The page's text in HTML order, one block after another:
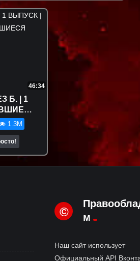
46:34
Б. | 1
1.3M
©
м
Наш сайт использует
Официальный API